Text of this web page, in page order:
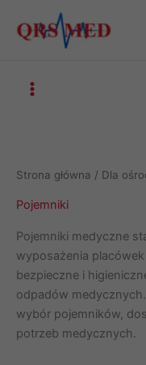
Strona główna / Dla
Pojemniki
Pojemniki medyczne
wyposażenia
bezpieczne i
odpadów
wybór pojemników,
potrzeb medycznych.